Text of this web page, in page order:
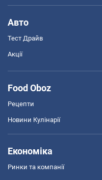
Авто
Тест Драйв
Акції
Food Oboz
Рецепти
Новини Кулінарії
Економіка
Ринки та компанії